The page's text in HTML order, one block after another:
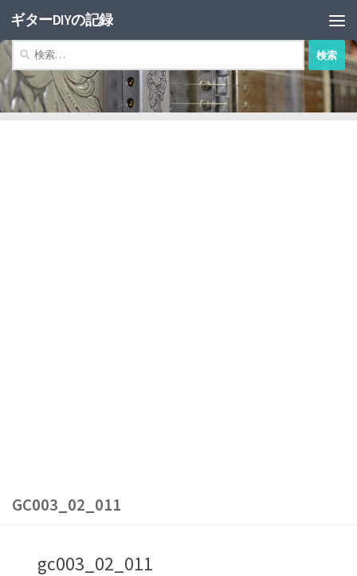
コンテンツへスキップ
ギターDIYの記録
索:
GC003_02_011
gc003_02_011